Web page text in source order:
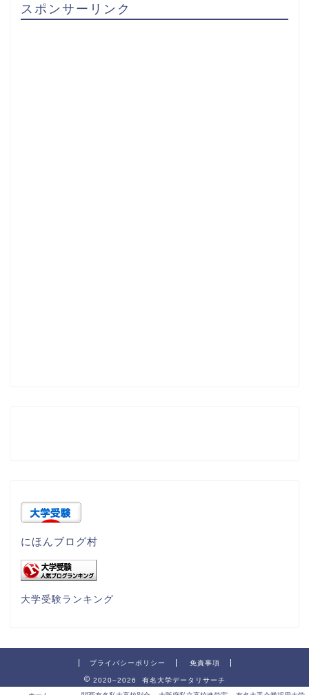
スポンサーリンク
にほんブログ村
大学受験ランキング
プライバシーポリシー 免責事項
2020–2026 有名大学データリサーチ